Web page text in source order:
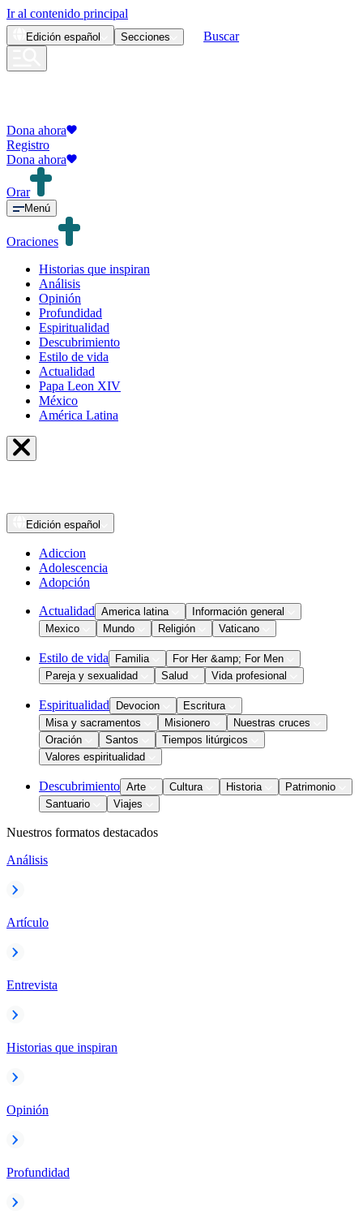
Ir al contenido principal
Edición español Secciones Buscar
Dona ahora
Registro
Dona ahora
Orar
Menú
Oraciones
Historias que inspiran
Análisis
Opinión
Profundidad
Espiritualidad
Descubrimiento
Estilo de vida
Actualidad
Papa Leon XIV
México
América Latina
Edición español
Adiccion
Adolescencia
Adopción
Actualidad America latina
Información general
Mexico
Mundo Religión Vaticano
Estilo de vida Familia
For Her &amp; For Men
Pareja y sexualidad
Salud Vida profesional
Espiritualidad Devocion
Escritura
Misa y sacramentos
Misionero
Nuestras cruces
Oración
Santos
Tiempos litúrgicos
Valores espiritualidad
Descubrimiento Arte Cultura Historia
Patrimonio
Santuario
Viajes
Nuestros formatos destacados
Análisis
Artículo
Entrevista
Historias que inspiran
Opinión
Profundidad